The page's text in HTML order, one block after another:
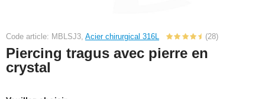
Code article: MBLSJ3, Acier chirurgical 316L (28)
Piercing tragus avec pierre en
crystal